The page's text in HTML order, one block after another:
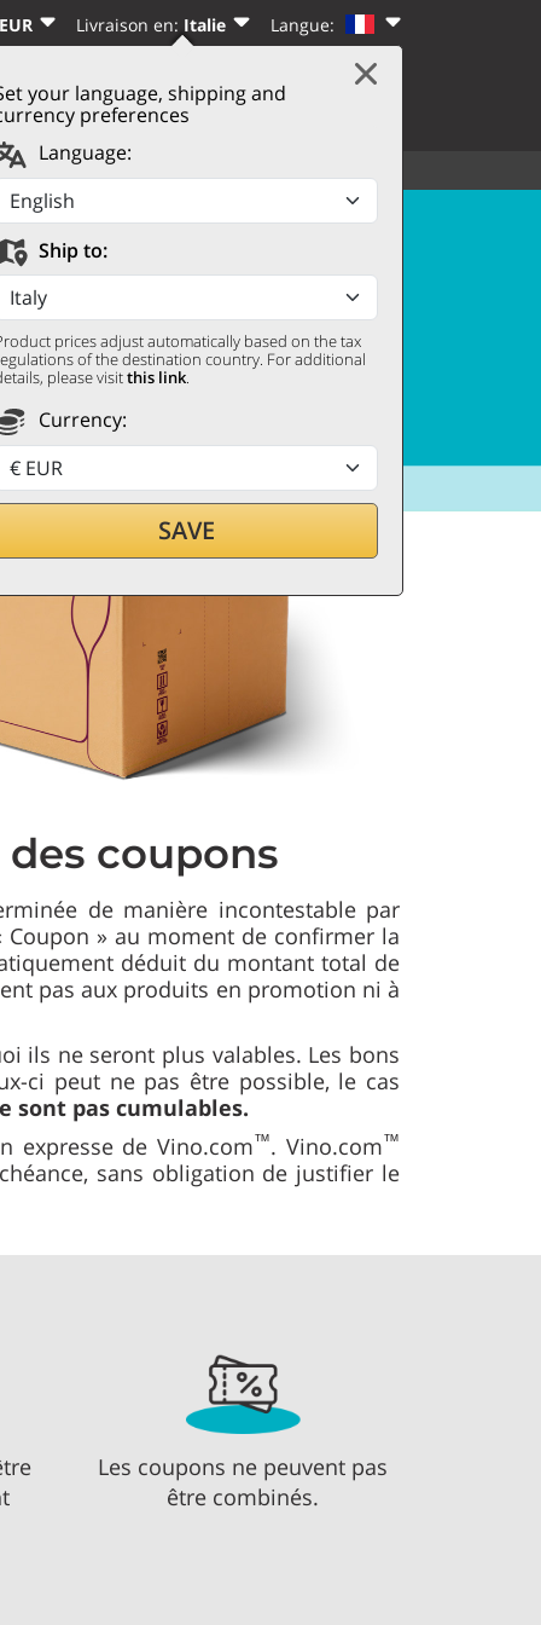
Livraison en: Italie Langue:
your language, shipping and
preferences
Language:
Ship to:
prices adjust automatically based on the tax
of the destination country. For additional
please visitthis link.
Currency:
SAVE
| S’INSCRIRE PANIER
AUTRES
coupons
de manière incontestable par
» au moment de confirmer la
déduit du montant total de
pas aux produits en promotion ni à
ils ne seront plus valables. Les bons
ci peut ne pas être possible, le cas
sont pas cumulables.
expresse de Vino.com™. Vino.com™
sans obligation de justifier le
Les coupons ne peuvent pas
être combinés.